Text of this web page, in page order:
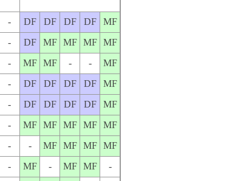
- DF DF DF DF
MF
- DF MF MF MF
MF
- MF MF - -
MF
- DF DF DF DF
MF
- DF DF DF DF
MF
- MF MF MF MF
MF
- - MF MF MF
MF
- MF - MF MF
-